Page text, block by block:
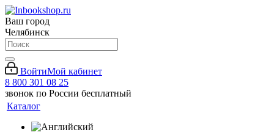
Ваш город
Челябинск
ВойтиМой кабинет
8 800 301 08 25
звонок по России бесплатный
Каталог